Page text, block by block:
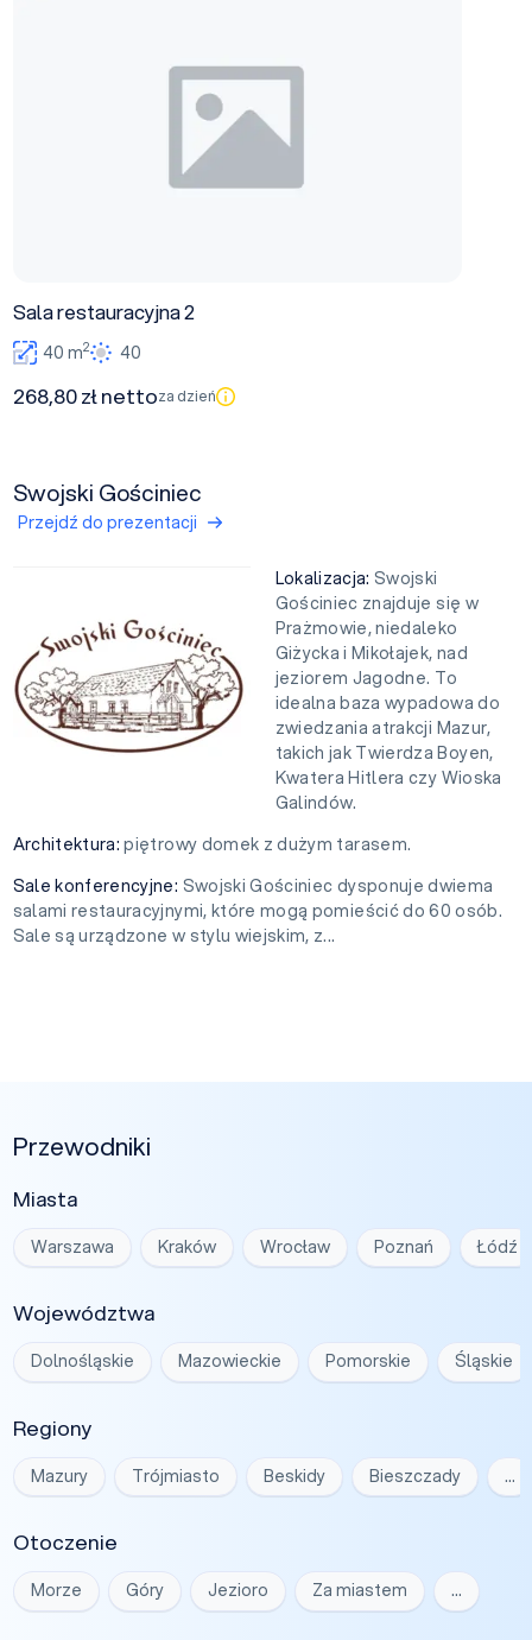
Sala restauracyjna 2
40 m2 40
268,80 zł nettoza dzień
Swojski Gościniec
Przejdź do prezentacji
Lokalizacja: Swojski
Gościniec znajduje się w
Prażmowie, niedaleko
Giżycka i Mikołajek, nad
jeziorem Jagodne. To
idealna baza wypadowa do
zwiedzania atrakcji Mazur,
takich jak Twierdza Boyen,
Kwatera Hitlera czy Wioska
Galindów.
Architektura:piętrowy domek z dużym tarasem.
Sale konferencyjne: Swojski Gościniec dysponuje dwiema
salami restauracyjnymi, które mogą pomieścić do 60 osób.
Sale są urządzone w stylu wiejskim, z...
Przewodniki
Miasta
Warszawa Kraków Wrocław Poznań Łódź
Województwa
Dolnośląskie Mazowieckie Pomorskie Śląskie
Regiony
Mazury Trójmiasto Beskidy Bieszczady …
Otoczenie
Morze Góry Jezioro Za miastem …